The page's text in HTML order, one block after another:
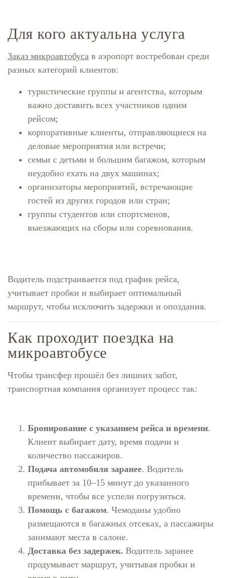
Для кого актуальна услуга
Заказ микроавтобуса в аэропорт востребован среди
разных категорий клиентов:
туристические группы и агентства, которым
важно доставить всех участников одним
рейсом;
корпоративные клиенты, отправляющиеся на
деловые мероприятия или встречи;
семьи с детьми и большим багажом, которым
неудобно ехать на двух машинах;
организаторы мероприятий, встречающие
гостей из других городов или стран;
группы студентов или спортсменов,
выезжающих на сборы или соревнования.
Водитель подстраивается под график рейса,
учитывает пробки и выбирает оптимальный
маршрут, чтобы исключить задержки и опоздания.
Как проходит поездка на
микроавтобусе
Чтобы трансфер прошёл без лишних забот,
транспортная компания организует процесс так:
Бронирование с указанием рейса и времени.
Клиент выбирает дату, время подачи и
количество пассажиров.
Подача автомобиля заранее. Водитель
прибывает за 10–15 минут до указанного
времени, чтобы все успели погрузиться.
Помощь с багажом. Чемоданы удобно
размещаются в багажных отсеках, а пассажиры
занимают места в салоне.
Доставка без задержек. Водитель заранее
продумывает маршрут, учитывая пробки и